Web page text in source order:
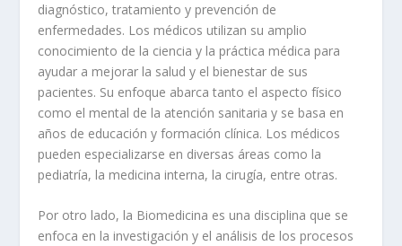
diagnóstico, tratamiento y prevención de
enfermedades. Los médicos utilizan su amplio
conocimiento de la ciencia y la práctica médica para
ayudar a mejorar la salud y el bienestar de sus
pacientes. Su enfoque abarca tanto el aspecto físico
como el mental de la atención sanitaria y se basa en
años de educación y formación clínica. Los médicos
pueden especializarse en diversas áreas como la
pediatría, la medicina interna, la cirugía, entre otras.
Por otro lado, la Biomedicina es una disciplina que se
enfoca en la investigación y el análisis de los procesos